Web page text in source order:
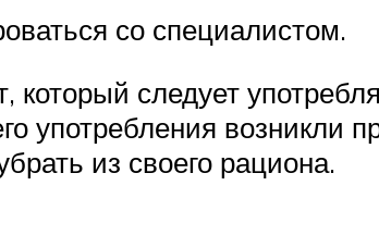
со специалистом.
следует
возникли
из своего рациона.